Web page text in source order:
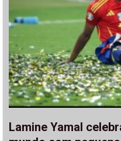
Lamine Yamal